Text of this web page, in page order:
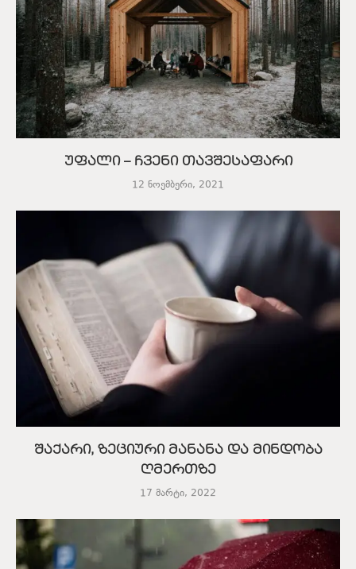
უფალი – ჩვენი თავშესაფარი
12 ნოემბერი, 2021
შაქარი, ზეციური მანანა და მინდობა
ღმერთზე
17 მარტი, 2022